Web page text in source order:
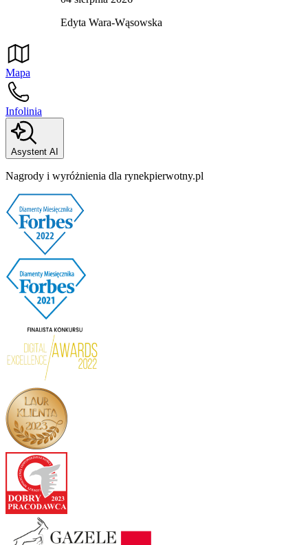
Edyta Wara-Wąsowska
Mapa
Infolinia
Asystent AI
Nagrody i wyróżnienia dla rynekpierwotny.pl